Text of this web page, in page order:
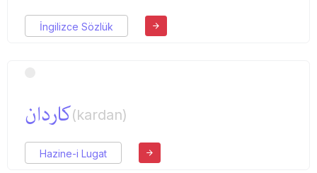
İngilizce Sözlük
كاردان(kardan)
Hazine-i Lugat